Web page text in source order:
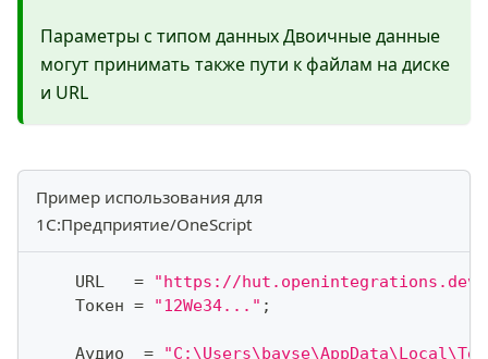
Параметры с типом данных Двоичные данные
могут принимать также пути к файлам на диске
и URL
Пример использования для
1С:Предприятие/OneScript
    URL
=
"https://
    Токен
= "12We34..." ;
    Аудио
=